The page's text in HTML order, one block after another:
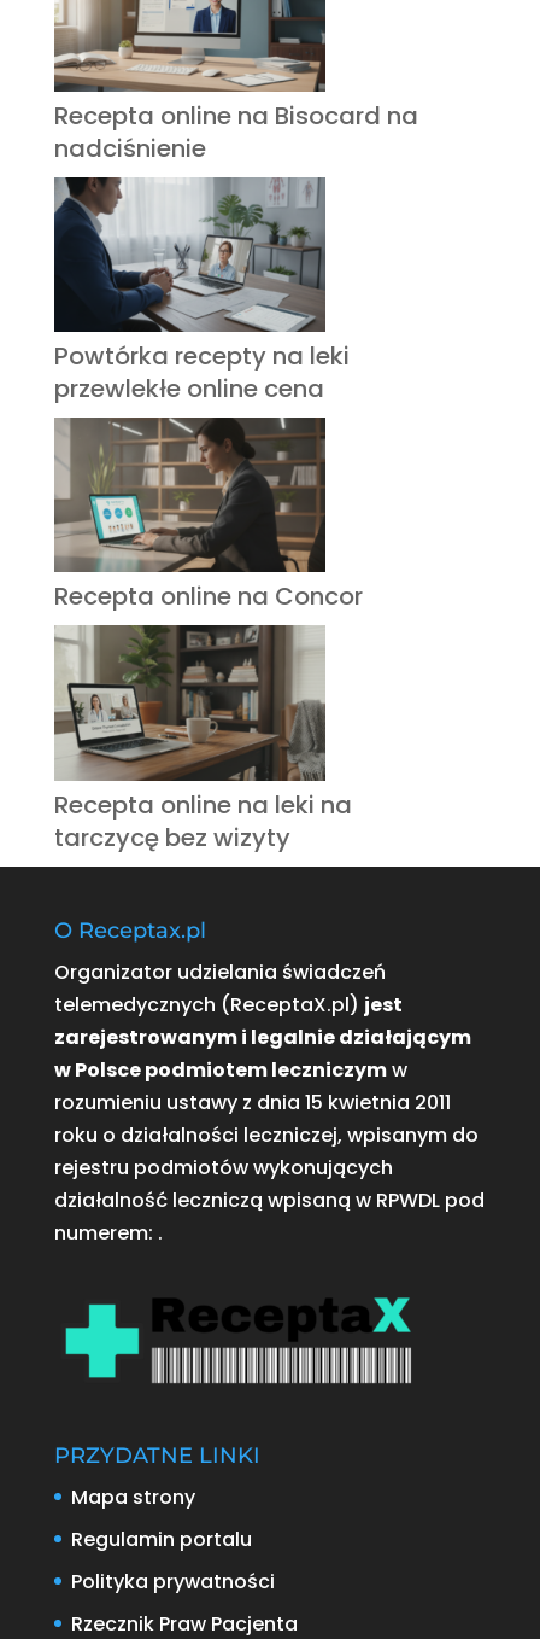
Recepta online na Bisocard na
nadciśnienie
Powtórka recepty na leki
przewlekłe online cena
Recepta online na Concor
Recepta online na leki na
tarczycę bez wizyty
O Receptax.pl
Organizator udzielania świadczeń
telemedycznych (ReceptaX.pl) jest
zarejestrowanym i legalnie działającym
w Polsce podmiotem leczniczymw
rozumieniu ustawy z dnia 15 kwietnia 2011
roku o działalności leczniczej, wpisanym do
rejestru podmiotów wykonujących
działalność leczniczą wpisaną w RPWDL pod
numerem: .
PRZYDATNE LINKI
Mapa strony
Regulamin portalu
Polityka prywatności
Rzecznik Praw Pacjenta